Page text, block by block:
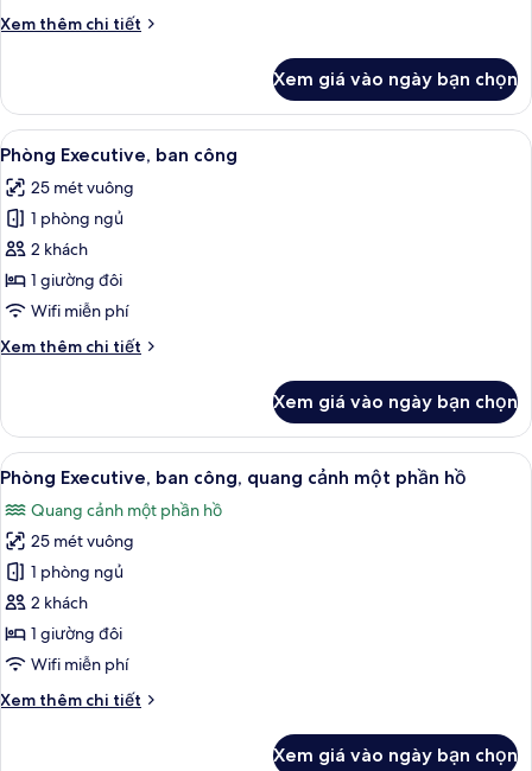
nóng,
một
phần
hồ
Xem thêm chi tiết
Chi
Phòng
Suite
Junior,
tắm
nước
quang
cảnh
một
phần
hồ
Xem giá vào ngày bạn chọn
Xem
tất
cả
ảnh
Phòng
Executive,
ban
Phòng Executive, ban công | Bộ đồ
12
Phòng Executive, ban công
25 mét vuông
1 phòng ngủ
2 khách
1 giường đôi
Wifi miễn phí
Xem thêm chi tiết
Chi
Phòng
Executive,
ban
Xem giá vào ngày bạn chọn
Xem
tất
cả
ảnh
Phòng
Executive,
ban
công,
cảnh
Phòng Executive, ban công, quang
17
Phòng Executive, ban công, quang cảnh một phần hồ
Quang cảnh một phần hồ
25 mét vuông
1 phòng ngủ
2 khách
1 giường đôi
Wifi miễn phí
Xem thêm chi tiết
Chi
Xem giá vào ngày bạn chọn